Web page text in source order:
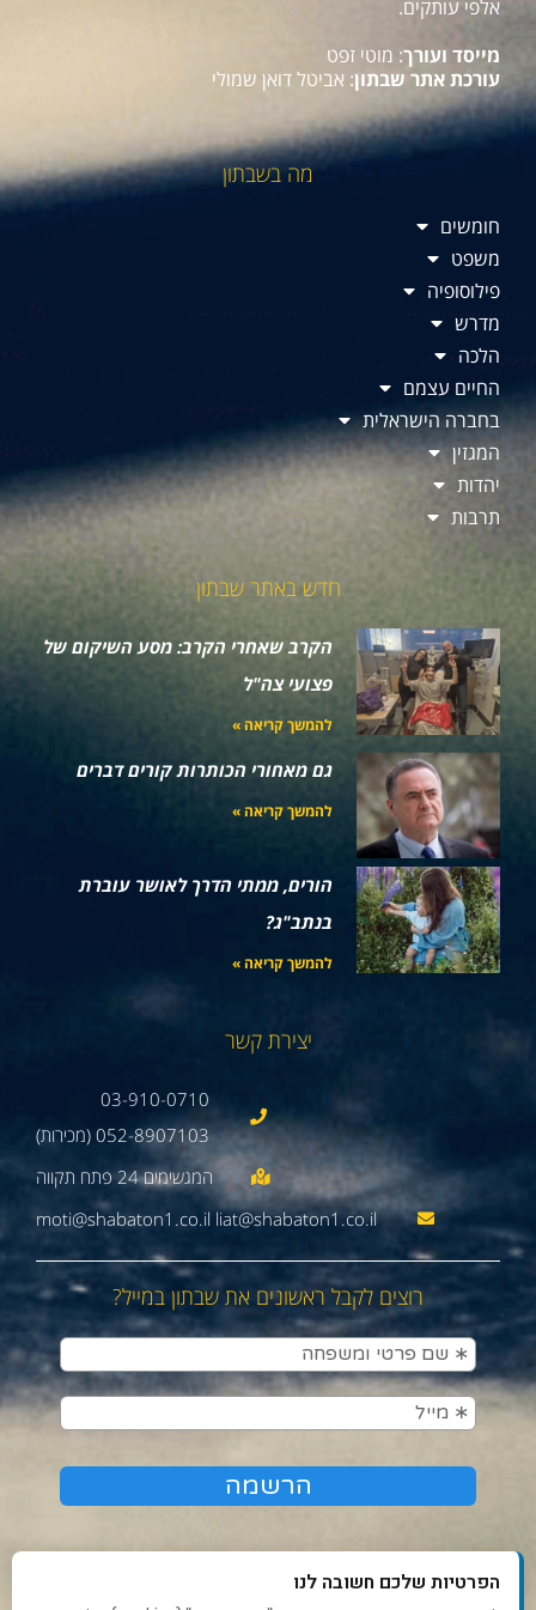
אלפי עותקים.
מייסד ועורך: מוטי זפט
עורכת אתר שבתון: אביטל דואן שמולי
מה בשבתון
חומשים
משפט
פילוסופיה
מדרש
הלכה
החיים עצמם
בחברה הישראלית
המגזין
יהדות
תרבות
חדש באתר שבתון
הקרב שאחרי הקרב: מסע השיקום של
פצועי צה"ל
להמשך קריאה »
גם מאחורי הכותרות קורים דברים
להמשך קריאה »
הורים, ממתי הדרך לאושר עוברת
בנתב"ג?
להמשך קריאה »
יצירת קשר
03-910-0710
052-8907103 (מכירות)
moti@shabaton1.co.il liat@shabaton1.co.il
רוצים לקבל ראשונים את שבתון במייל?
הפרטיות שלכם חשובה לנו